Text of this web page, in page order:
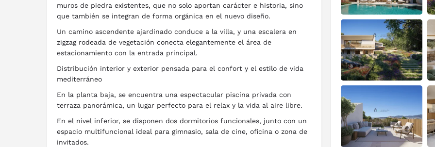
muros de piedra existentes, que no solo aportan carácter e historia, sino
que también se integran de forma orgánica en el nuevo diseño.
Un camino ascendente ajardinado conduce a la villa, y una escalera en
zigzag rodeada de vegetación conecta elegantemente el área de
estacionamiento con la entrada principal.
Distribución interior y exterior pensada para el confort y el estilo de vida
mediterráneo
En la planta baja, se encuentra una espectacular piscina privada con
terraza panorámica, un lugar perfecto para el relax y la vida al aire libre.
En el nivel inferior, se disponen dos dormitorios funcionales, junto con un
espacio multifuncional ideal para gimnasio, sala de cine, oficina o zona de
invitados.